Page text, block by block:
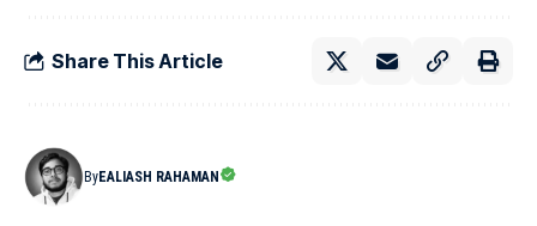
Share This Article
ByEALIASH RAHAMAN